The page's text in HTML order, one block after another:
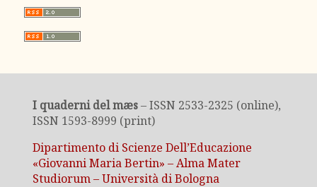
I quaderni del mæs– ISSN 2533-2325 (online),
ISSN 1593-8999 (print)
Dipartimento di Scienze Dell’Educazione
«Giovanni Maria Bertin» – Alma Mater
Studiorum – Università di Bologna